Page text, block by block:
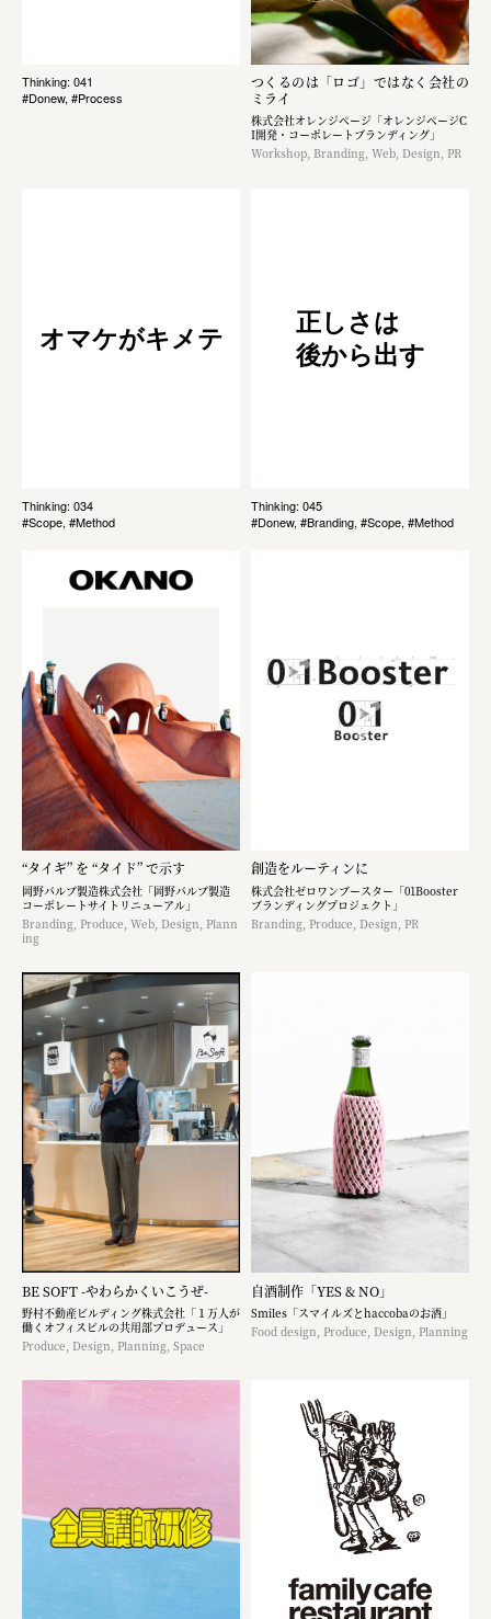
Thinking: 041
#Donew, #Process
つくるのは「ロゴ」ではなく​会社の
ミライ
株式会社オレンジページ​「オレンジページC
I開発・コーポレートブランディング​」
Workshop, Branding, Web, Design, PR
オマケがキメテ
Thinking: 034
#Scope, #Method
正しさは
後から出す
Thinking: 045
#Donew, #Branding, #Scope, #Method
“タイギ” を “タイド” で示す
岡野バルブ製造株式会社「岡野バルブ製造
コーポレートサイトリニューアル」
Branding, Produce, Web, Design, Plann
ing
創造をルーティンに
株式会社ゼロワンブースター「01Booster
ブランディングプロジェクト」
Branding, Produce, Design, PR
BE SOFT -やわらかくいこうぜ-
野村不動産ビルディング株式会社「１万人が
働くオフィスビルの共用部プロデュース」
Produce, Design, Planning, Space
自酒制作「YES & NO」
Smiles「スマイルズとhaccobaのお酒」
Food design, Produce, Design, Planning